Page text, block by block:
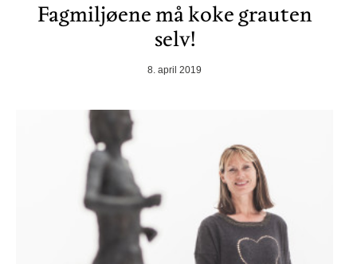
Fagmiljøene må koke grauten
selv!
8. april 2019